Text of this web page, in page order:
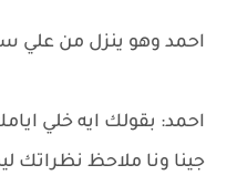
احمد وهو ينزل من علي
احمد: بقولك ايه خلي
جينا ونا ملاحظ نظراتك